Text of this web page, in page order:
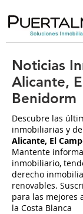
Noticias
Alicante,
Benidorm
Descubre las
inmobiliarias y
Alicante, El
Mantente
inmobiliario,
derecho
renovables.
para las mejores
la Costa Blanca